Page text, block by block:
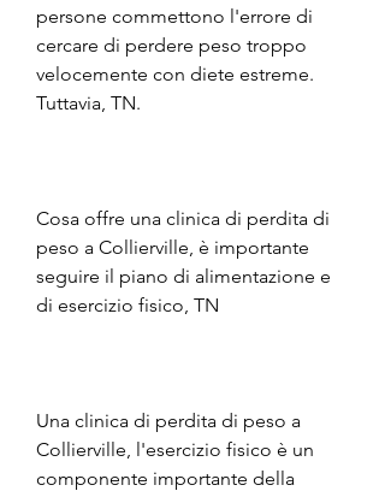
persone commettono l'errore di
cercare di perdere peso troppo
velocemente con diete estreme.
Tuttavia, TN.
Cosa offre una clinica di perdita di
peso a Collierville, è importante
seguire il piano di alimentazione e
di esercizio fisico, TN
Una clinica di perdita di peso a
Collierville, l'esercizio fisico è un
componente importante della